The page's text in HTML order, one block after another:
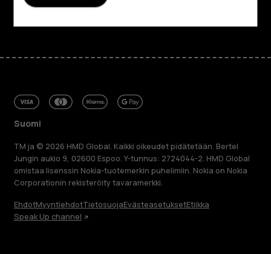
FacebookInstagram
Tiktok
Suomi
TM ja © 2026 HMD Global. Kaikki oikeudet pidätetään. Bertel
Jungin aukio 9, 02600 Espoo. Y-tunnus: 2724044-2. HMD Global
omistaa lisenssin Nokia-tuotemerkin puhelimiin. Nokia on Nokia
Corporationin rekisteröity tavaramerkki.
EhdotMyyntiehdotTietosuojaEvästeasetuksetEtiikka
Speak Up channel